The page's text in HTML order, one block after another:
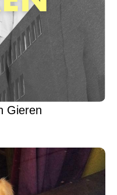
Gieren